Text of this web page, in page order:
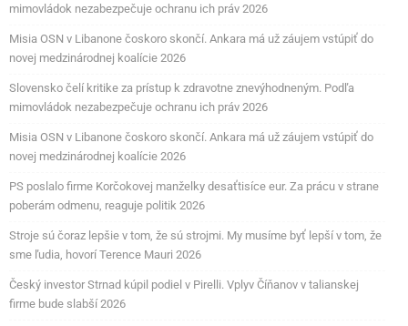
mimovládok nezabezpečuje ochranu ich práv 2026
Misia OSN v Libanone čoskoro skončí. Ankara má už záujem vstúpiť do
novej medzinárodnej koalície 2026
Slovensko čelí kritike za prístup k zdravotne znevýhodneným. Podľa
mimovládok nezabezpečuje ochranu ich práv 2026
Misia OSN v Libanone čoskoro skončí. Ankara má už záujem vstúpiť do
novej medzinárodnej koalície 2026
PS poslalo firme Korčokovej manželky desaťtisíce eur. Za prácu v strane
poberám odmenu, reaguje politik 2026
Stroje sú čoraz lepšie v tom, že sú strojmi. My musíme byť lepší v tom, že
sme ľudia, hovorí Terence Mauri 2026
Český investor Strnad kúpil podiel v Pirelli. Vplyv Číňanov v talianskej
firme bude slabší 2026